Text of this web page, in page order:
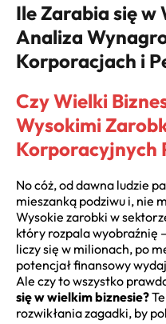
Ile Zarabia się w
Analiza
Korporacjach i
Czy Wielki
Wysokimi
Korporacyjnych
No cóż, od dawna ludzie
mieszanką podziwu i, nie
Wysokie zarobki w
który rozpala wyobraźnię
liczy się w milionach, po
potencjał finansowy
Ale czy to wszystko
się w wielkim biznesie?
rozwikłania zagadki, by